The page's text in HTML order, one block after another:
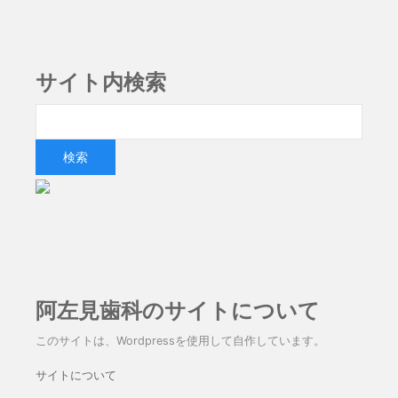
サイト内検索
阿左見歯科のサイトについて
このサイトは、Wordpressを使用して自作しています。
サイトについて